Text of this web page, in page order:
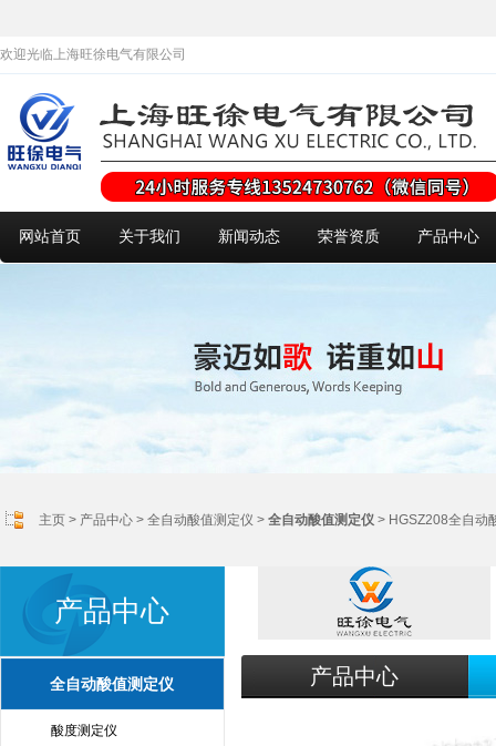
欢迎光临上海旺徐电气有限公司
网站首页 关于我们 新闻动态 荣誉资质 产品中心
主页 > 产品中心 > 全自动酸值测定仪 > 全自动酸值测定仪 > HGSZ208全自动
产品中心
全自动酸值测定仪
酸度测定仪
产品中心